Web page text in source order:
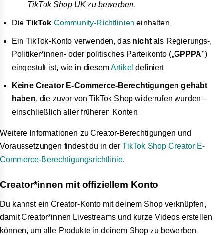
TikTok Shop UK zu bewerben.
Die TikTok Community-Richtlinien einhalten
Ein TikTok-Konto verwenden, das nichtals Regierungs-,
Politiker*innen- oder politisches Parteikonto („GPPPA")
eingestuft ist, wie in diesem Artikel definiert
Keine Creator E-Commerce-Berechtigungen gehabt
haben, die zuvor von TikTok Shop widerrufen wurden –
einschließlich aller früheren Konten
Weitere Informationen zu Creator-Berechtigungen und
Voraussetzungen findest du in derTikTok Shop Creator E-
Commerce-Berechtigungsrichtlinie.
Creator*innen mit offiziellem Konto
Du kannst ein Creator-Konto mit deinem Shop verknüpfen,
damit Creator*innen Livestreams und kurze Videos erstellen
können, um alle Produkte in deinem Shop zu bewerben.